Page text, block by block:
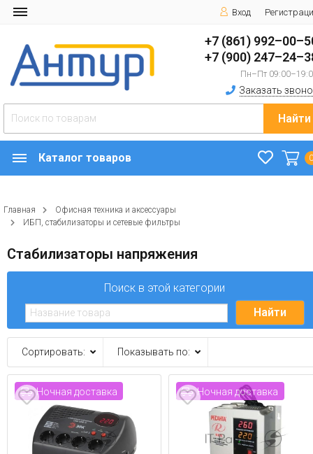
Вход
+7 (861)
+7 (900)
Пн–Пт
Заказать
Найти
Каталог товаров
Главная
Офисная техника и аксессуары
ИБП, стабилизаторы и сетевые фильтры
Стабилизаторы напряжения
Поиск в этой категории
Сортировать: Показывать по:
Ночная доставка Ночная доставка